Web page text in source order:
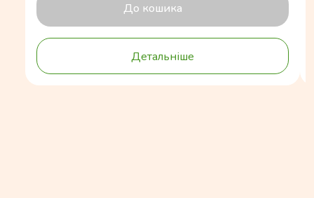
До кошика
Детальніше